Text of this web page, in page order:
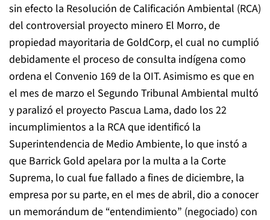
sin efecto la Resolución de Calificación Ambiental (RCA)
del controversial proyecto minero El Morro, de
propiedad mayoritaria de GoldCorp, el cual no cumplió
debidamente el proceso de consulta indígena como
ordena el Convenio 169 de la OIT. Asimismo es que en
el mes de marzo el Segundo Tribunal Ambiental multó
y paralizó el proyecto Pascua Lama, dado los 22
incumplimientos a la RCA que identificó la
Superintendencia de Medio Ambiente, lo que instó a
que Barrick Gold apelara por la multa a la Corte
Suprema, lo cual fue fallado a fines de diciembre, la
empresa por su parte, en el mes de abril, dio a conocer
un memorándum de “entendimiento” (negociado) con